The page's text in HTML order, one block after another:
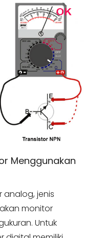
Menggunakan
jenis
monitor
Untuk